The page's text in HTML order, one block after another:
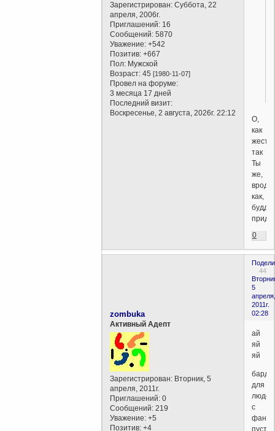
Зарегистрирован: Суббота, 22
апреля, 2006г.
Приглашений: 16
Сообщений: 5870
Уважение: +542
Позитив: +667
Пол: Мужской
Возраст: 45[1980-11-07]
Провел на форуме:
3 месяца 17 дней
Последний визит:
Воскресенье, 2 августа, 2026г. 22:12
О,
как
так
Ты
же,
вроде
как,
0
44
5
апреля,
2011г.
02:28
zombuka
Активный Адепт
Зарегистрирован: Вторник, 5
апреля, 2011г.
Приглашений: 0
Сообщений: 219
Уважение: +5
Позитив: +4
ай
яй
яй
бардо
для
людей
с
пусть